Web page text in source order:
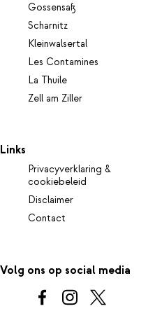
Gossensaß
Scharnitz
Kleinwalsertal
Les Contamines
La Thuile
Zell am Ziller
Links
Privacyverklaring &
cookiebeleid
Disclaimer
Contact
Volg ons op social media